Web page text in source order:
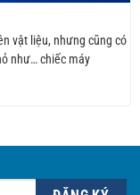
vật liệu, nhưng cũng có
như… chiếc máy